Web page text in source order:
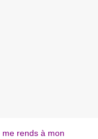
me rends à mon